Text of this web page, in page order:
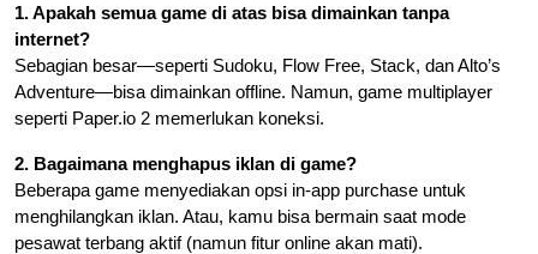
1. Apakah semua game di atas bisa dimainkan tanpa
internet?
Sebagian besar—seperti Sudoku, Flow Free, Stack, dan Alto’s
Adventure—bisa dimainkan offline. Namun, game multiplayer
seperti Paper.io 2 memerlukan koneksi.
2. Bagaimana menghapus iklan di game?
Beberapa game menyediakan opsi in-app purchase untuk
menghilangkan iklan. Atau, kamu bisa bermain saat mode
pesawat terbang aktif (namun fitur online akan mati).